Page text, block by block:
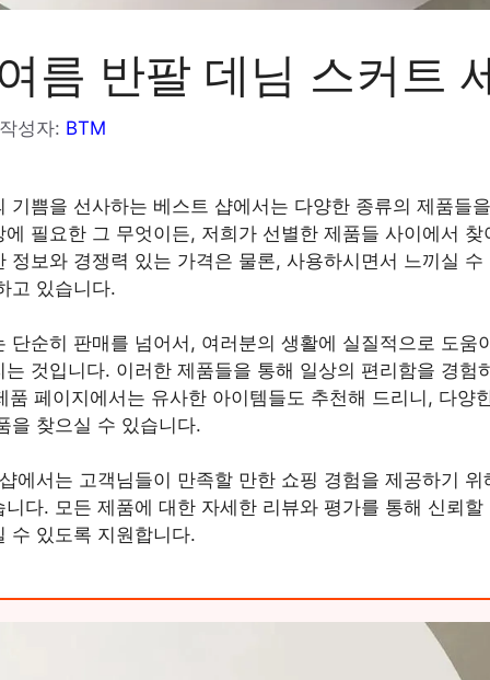
름 반팔 데님 스커트
작성자: BTM
기쁨을 선사하는 베스트 샵에서는 다양한 종류의 제품들
에 필요한 그 무엇이든, 저희가 선별한 제품들 사이에서 찾
정보와 경쟁력 있는 가격은 물론, 사용하시면서 느끼실 수
고 있습니다.
단순히 판매를 넘어서, 여러분의 생활에 실질적으로 도움
는 것입니다. 이러한 제품들을 통해 일상의 편리함을 경험
품 페이지에서는 유사한 아이템들도 추천해 드리니, 다양
을 찾으실 수 있습니다.
에서는 고객님들이 만족할 만한 쇼핑 경험을 제공하기 위
니다. 모든 제품에 대한 자세한 리뷰와 평가를 통해 신뢰할
수 있도록 지원합니다.